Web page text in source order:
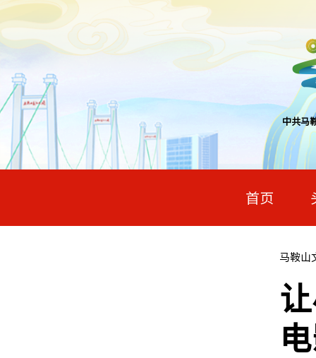
中共马
首页
马鞍山